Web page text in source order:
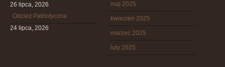
26 lipca, 2026
Odzież Patriotyczna
24 lipca, 2026
maj 2025
kwiecień 2025
marzec 2025
luty 2025